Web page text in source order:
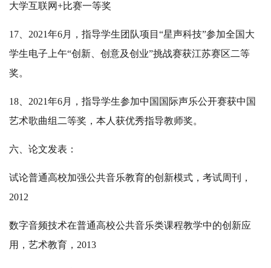
大学互联网+比赛一等奖
17、2021年6月，指导学生团队项目“星声科技”参加全国大
学生电子上午“创新、创意及创业”挑战赛获江苏赛区二等
奖。
18、2021年6月，指导学生参加中国国际声乐公开赛获中国
艺术歌曲组二等奖，本人获优秀指导教师奖。
六、论文发表：
试论普通高校加强公共音乐教育的创新模式，考试周刊，
2012
数字音频技术在普通高校公共音乐类课程教学中的创新应
用，艺术教育，2013